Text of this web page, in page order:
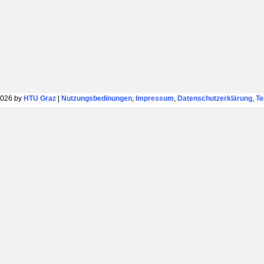
by HTU Graz| Nutzungsbedinungen, Impressum, Datenschutzerklärung,